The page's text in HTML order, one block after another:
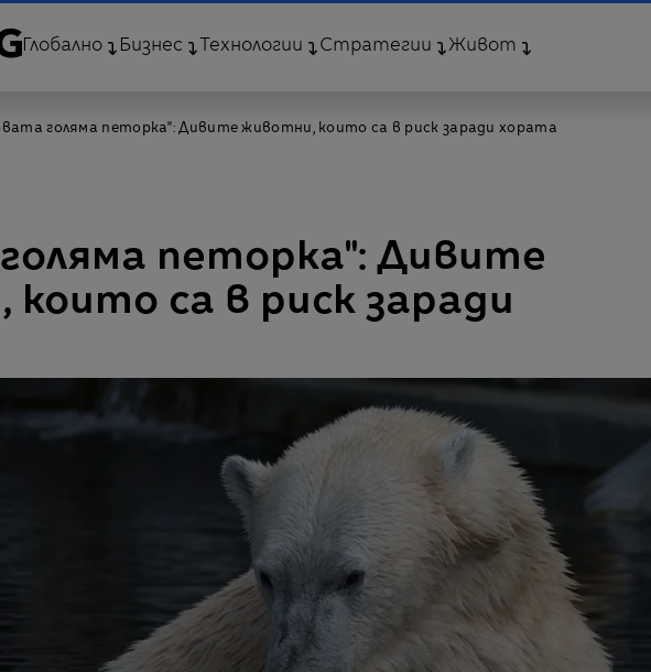
Глобално Бизнес Технологии Стратегии Живот
голяма петорка": Дивите животни, които са в риск заради хората
петорка": Дивите
са в риск заради